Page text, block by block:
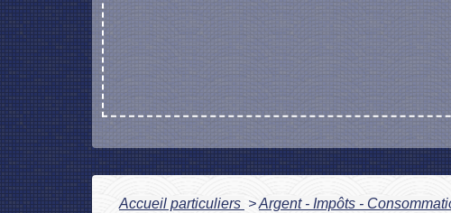
Accueil particuliers >Argent - Impôts -